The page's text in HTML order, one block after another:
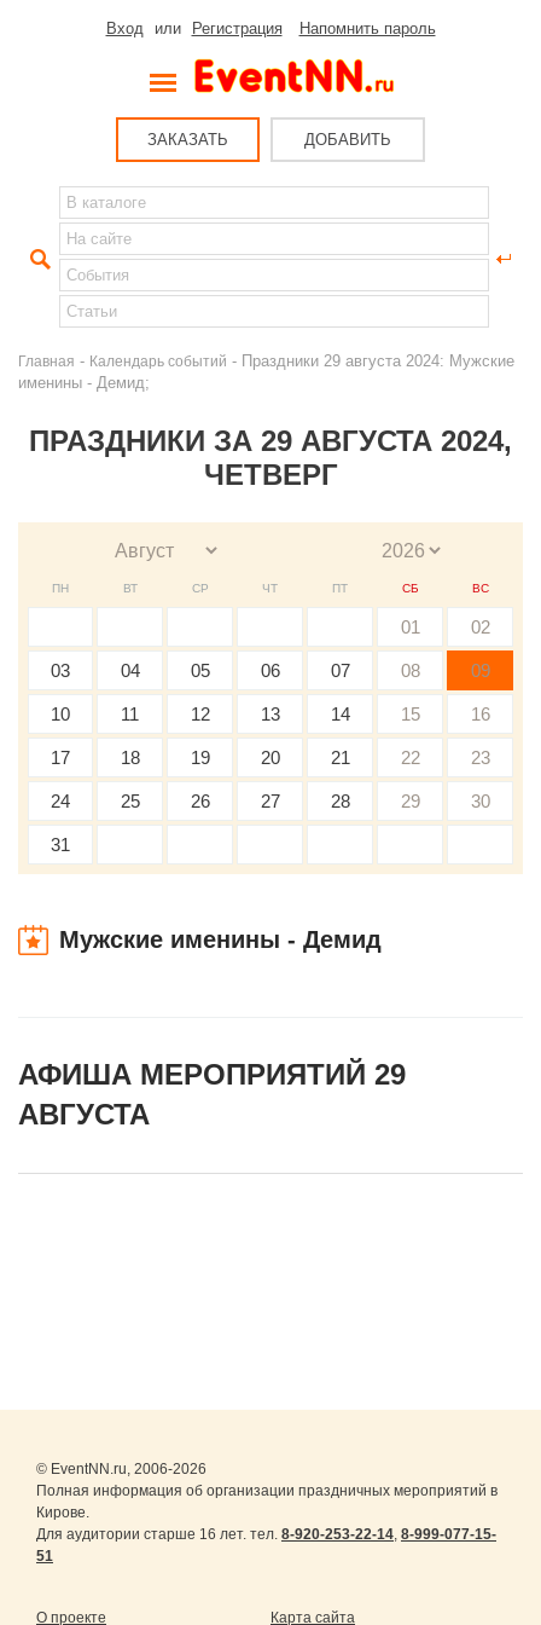
Вход или Регистрация Напомнить пароль
ЗАКАЗАТЬ ДОБАВИТЬ
Главная - Календарь событий - Праздники 29 августа 2024: Мужские
именины - Демид;
ПРАЗДНИКИ ЗА 29 АВГУСТА 2024,
ЧЕТВЕРГ
ПН ВТ СР ЧТ ПТ СБ ВС
01 02
03 04 05 06 07 08 09
10 11 12 13 14 15 16
17 18 19 20 21 22 23
24 25 26 27 28 29 30
31
Мужские именины - Демид
АФИША МЕРОПРИЯТИЙ 29
АВГУСТА
© EventNN.ru, 2006-2026
Полная информация об организации праздничных мероприятий в
Кирове.
Для аудитории старше 16 лет. тел. 8-920-253-22-14, 8-999-077-15-
51
О проекте Карта сайта